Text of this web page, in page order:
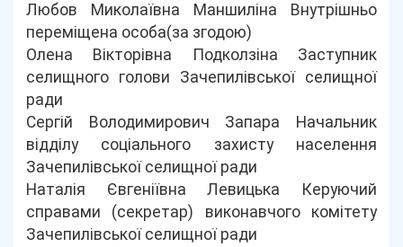
Любов Миколаївна Маншиліна Внутрішньо
переміщена особа(за згодою)
Олена Вікторівна Подколзіна Заступник
селищного голови Зачепилівської селищної
ради
Сергій Володимирович Запара Начальник
відділу соціального захисту населення
Зачепилівської селищної ради
Наталія Євгеніївна Левицька Керуючий
справами (секретар) виконавчого комітету
Зачепилівської селищної ради